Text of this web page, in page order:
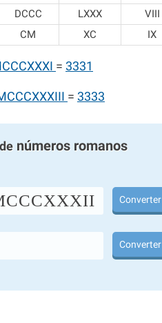
DCCC LXXX
VIII
CM XC IX
= 3331
= 3333
denúmeros romanos
Converter
Converter